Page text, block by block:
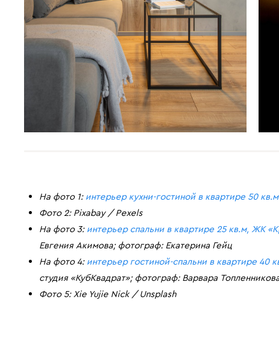
На фото 1: интерьер кухни-гостиной в квартире 50
Фото 2: Pixabay / Pexels
На фото 3: интерьер спальни в квартире 25 кв.м, ЖК
Евгения Акимова; фотограф: Екатерина Гейц
На фото 4: интерьер гостиной-спальни в квартире 40
студия «КубКвадрат»; фотограф: Варвара
Фото 5: Xie Yujie Nick / Unsplash